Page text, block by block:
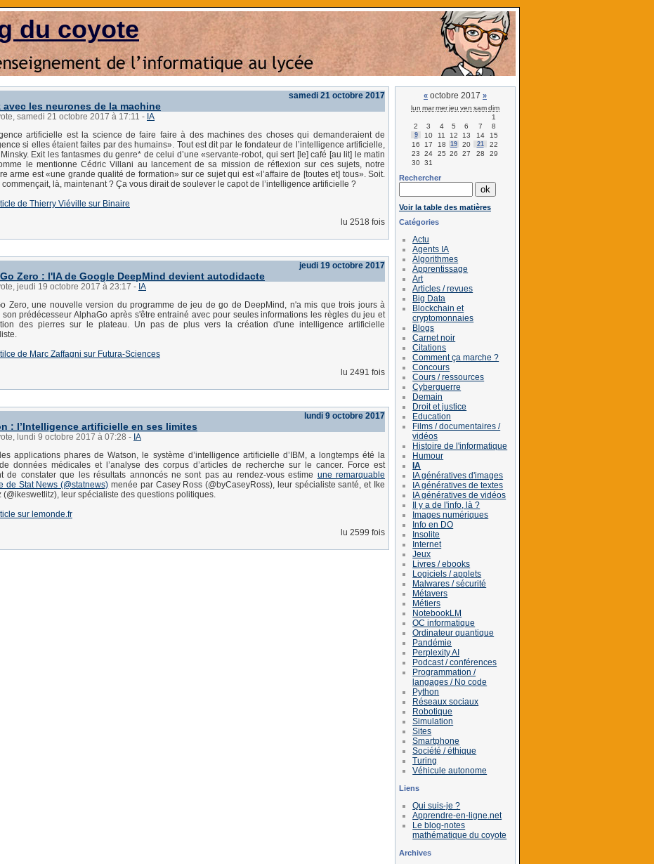
du coyote
samedi 21 octobre 2017
avec les neurones de la machine
samedi 21 octobre 2017 à 17:11 - IA
artificielle est la science de faire faire à des machines des choses qui demanderaient de
si elles étaient faites par des humains». Tout est dit par le fondateur de l’intelligence artificielle,
Exit les fantasmes du genre* de celui d’une «servante-robot, qui sert [le] café [au lit] le matin
le mentionne Cédric Villani au lancement de sa mission de réflexion sur ces sujets, notre
arme est «une grande qualité de formation» sur ce sujet qui est «l’affaire de [toutes et] tous». Soit.
commençait, là, maintenant ? Ça vous dirait de soulever le capot de l’intelligence artificielle ?
de Thierry Viéville sur Binaire
lu 2518 fois
jeudi 19 octobre 2017
Zero : l'IA de Google DeepMind devient autodidacte
jeudi 19 octobre 2017 à 23:17 - IA
Zero, une nouvelle version du programme de jeu de go de DeepMind, n'a mis que trois jours à
son prédécesseur AlphaGo après s'être entrainé avec pour seules informations les règles du jeu et
des pierres sur le plateau. Un pas de plus vers la création d'une intelligence artificielle
de Marc Zaffagni sur Futura-Sciences
lu 2491 fois
lundi 9 octobre 2017
: l’Intelligence artificielle en ses limites
lundi 9 octobre 2017 à 07:28 - IA
applications phares de Watson, le système d’intelligence artificielle d’IBM, a longtemps été la
données médicales et l’analyse des corpus d’articles de recherche sur le cancer. Force est
de constater que les résultats annoncés ne sont pas au rendez-vous estime une remarquable
de Stat News (@statnews) menée par Casey Ross (@byCaseyRoss), leur spécialiste santé, et Ike
(@ikeswetlitz), leur spécialiste des questions politiques.
sur lemonde.fr
lu 2599 fois
« octobre 2017 »
lun marmerjeu ven samdim
1
2
3 4 5 6 7 8
9 10 11 12 13 14
15
16
17 18 19 20 21
22
23
24 25 26 27 28
29
30 31
Rechercher
Voir la table des matières
Catégories
Actu
Agents IA
Algorithmes
Apprentissage
Art
Articles / revues
Big Data
Blockchain et
cryptomonnaies
Blogs
Carnet noir
Citations
Comment ça marche ?
Concours
Cours / ressources
Cyberguerre
Demain
Droit et justice
Education
Films / documentaires /
vidéos
Histoire de l'informatique
Humour
IA
IA génératives d'images
IA génératives de textes
IA génératives de vidéos
Il y a de l'info, là ?
Images numériques
Info en DO
Insolite
Internet
Jeux
Livres / ebooks
Logiciels / applets
Malwares / sécurité
Métavers
Métiers
NotebookLM
OC informatique
Ordinateur quantique
Pandémie
Perplexity AI
Podcast / conférences
Programmation /
langages / No code
Python
Réseaux sociaux
Robotique
Simulation
Sites
Smartphone
Société / éthique
Turing
Véhicule autonome
Liens
Qui suis-je ?
Apprendre-en-ligne.net
Le blog-notes
mathématique du coyote
Archives